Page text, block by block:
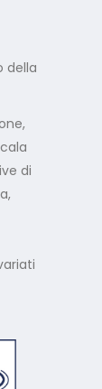
–
–
della
di